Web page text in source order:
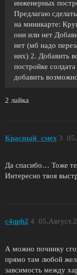
инженерных
Предлагаю
на миникарте:
они или нет
нет (мб надо
них) 2. Добавить
постройке
добавить
2 лайка
Красный_смех 3
Да спасибо… Тоже
Интересно твоя
c4qph2 4
А можно починку
прямо там любой
завсимость между